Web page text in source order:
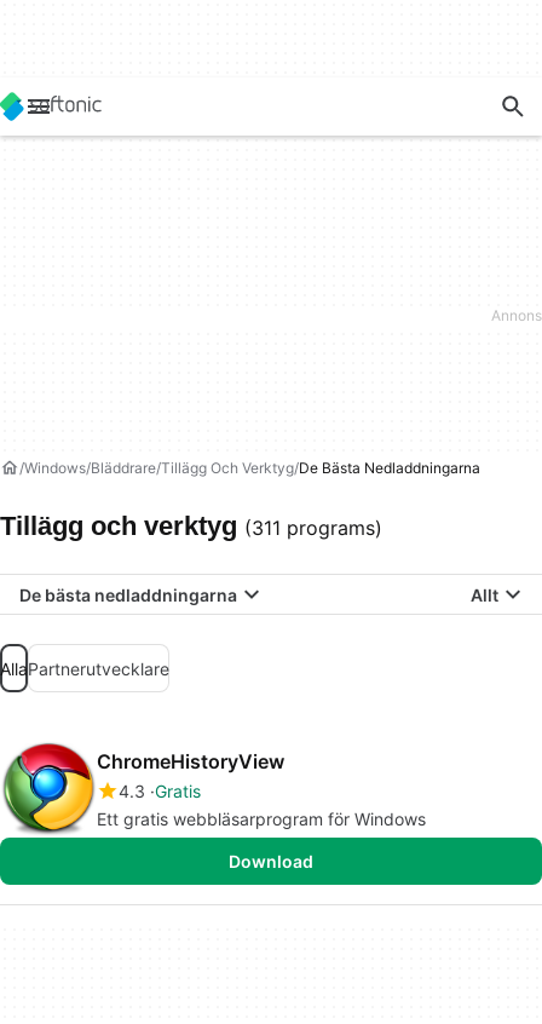
Windows Bläddrare Tillägg Och Verktyg De Bästa Nedladdningarna
Tillägg och verktyg (311 programs)
De bästa nedladdningarna Allt
AllaPartnerutvecklare
ChromeHistoryView
4.3 Gratis
Ett gratis webbläsarprogram för Windows
Download